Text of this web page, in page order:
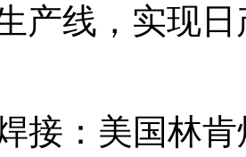
产线，实现
接：美国林